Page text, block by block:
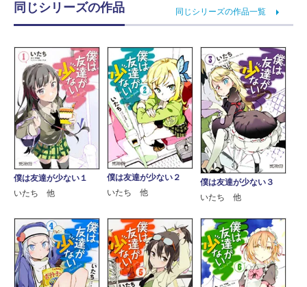
同じシリーズの作品 同じシリーズの作品一覧
僕は友達が少ない１
いたち 他
僕は友達が少ない２
いたち 他
僕は友達が少ない３
いたち 他